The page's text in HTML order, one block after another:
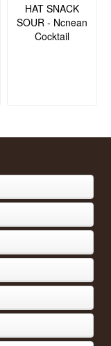
HAT SNACK
SOUR - Ncnean
Cocktail